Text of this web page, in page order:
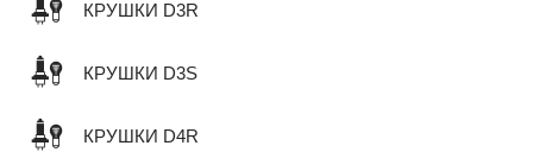
КРУШКИ D3R
КРУШКИ D3S
КРУШКИ D4R